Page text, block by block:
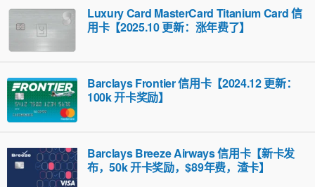
Luxury Card MasterCard Titanium Card 信
用卡【2025.10 更新：涨年费了】
Barclays Frontier 信用卡【2024.12 更新：
100k 开卡奖励】
Barclays Breeze Airways 信用卡【新卡发
布，50k 开卡奖励，$89年费，渣卡】